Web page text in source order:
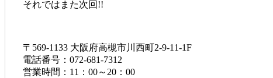
それではまた次回!!
〒569-1133 大阪府高槻市川西町2-9-11-1F
電話番号：072-681-7312
営業時間：11：00～20：00